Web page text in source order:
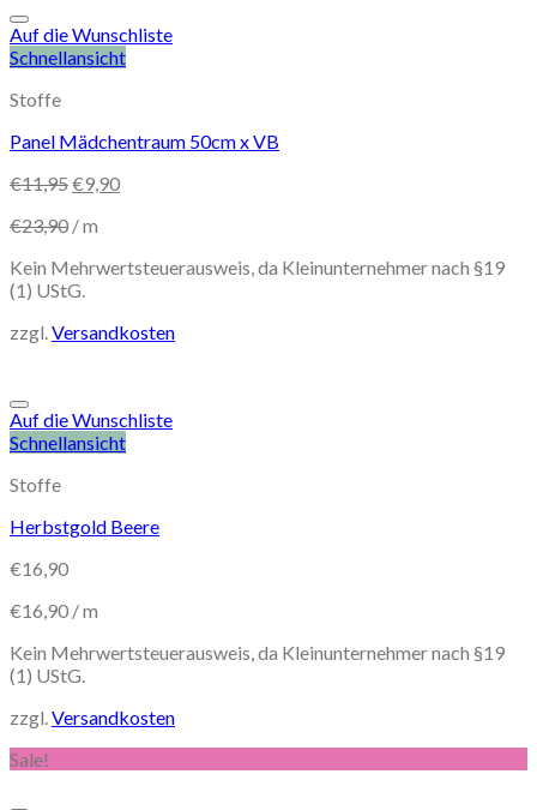
Auf die Wunschliste
Schnellansicht
Stoffe
Panel Mädchentraum 50cm x VB
€11,95€9,90
€23,90 /m
Kein Mehrwertsteuerausweis, da Kleinunternehmer nach §19
(1) UStG.
zzgl. Versandkosten
Auf die Wunschliste
Schnellansicht
Stoffe
Herbstgold Beere
€16,90
€16,90 /m
Kein Mehrwertsteuerausweis, da Kleinunternehmer nach §19
(1) UStG.
zzgl. Versandkosten
Sale!